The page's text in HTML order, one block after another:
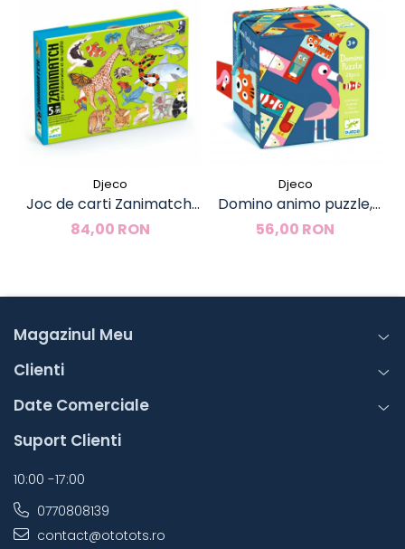
Djeco
Joc de carti Zanimatch,
Djeco
84,00 RON
Djeco
Domino animo puzzle,
Djeco
56,00 RON
Magazinul Meu
Clienti
Date Comerciale
Suport Clienti
10:00 -17:00
0770808139
contact@ototots.ro